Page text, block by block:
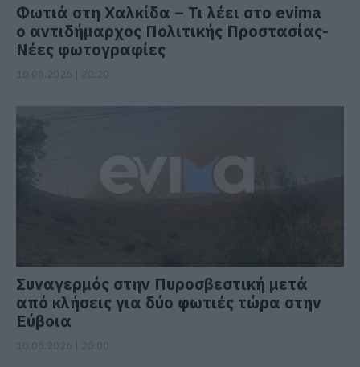
Φωτιά στη Χαλκίδα – Τι λέει στο evima
ο αντιδήμαρχος Πολιτικής Προστασίας-
Νέες φωτογραφίες
Συναγερμός στην Πυροσβεστική μετά
από κλήσεις για δύο φωτιές τώρα στην
Εύβοια